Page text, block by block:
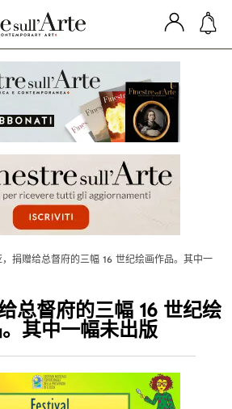
，捐赠给总督府的三幅 16 世纪绘画作品。其中一
总督府的三幅 16 世纪绘
其中一幅未出版